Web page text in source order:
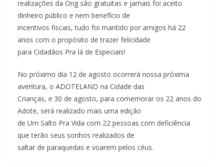
realizações da Ong são gratuitas e jamais foi aceito
dinheiro público e nem benefício de
incentivos fiscais, tudo foi mantido por amigos há 22
anos com o propósito de trazer felicidade
para Cidadãos Pra lá de Especiais!
No próximo dia 12 de agosto ocorrerá nossa próxima
aventura, o ADOTELAND na Cidade das
Crianças, e 30 de agosto, para comemorar os 22 anos do
Adote, será realizado mais uma edição
de Um Salto Pra Vida com 22 pessoas com deficiência
que terão seus sonhos realizados de
saltar de paraquedas e voarem pelos céus.